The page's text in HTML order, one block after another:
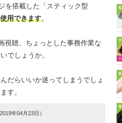
を搭載した「スティック型
用できます。
視聴、ちょっとした事務作業な
でしょうか。
だらいいか迷ってしまうでしょ
す。
年04月23日）
6
7
8
9